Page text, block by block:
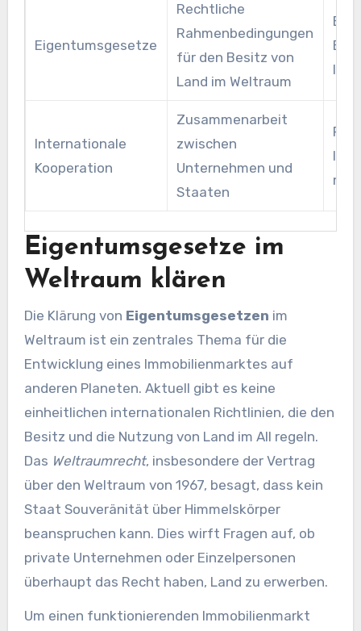
Eigentumsgesetze
Rechtliche
Rahmenbedingungen
für den Besitz von
Land im Weltraum
Internationale
Kooperation
Zusammenarbeit
zwischen
Unternehmen und
Staaten
Eigentumsgesetze im
Weltraum klären
Die Klärung von Eigentumsgesetzen im
Weltraum ist ein zentrales Thema für die
Entwicklung eines Immobilienmarktes auf
anderen Planeten. Aktuell gibt es keine
einheitlichen internationalen Richtlinien, die den
Besitz und die Nutzung von Land im All regeln.
Das Weltraumrecht, insbesondere der Vertrag
über den Weltraum von 1967, besagt, dass kein
Staat Souveränität über Himmelskörper
beanspruchen kann. Dies wirft Fragen auf, ob
private Unternehmen oder Einzelpersonen
überhaupt das Recht haben, Land zu erwerben.
Um einen funktionierenden Immobilienmarkt